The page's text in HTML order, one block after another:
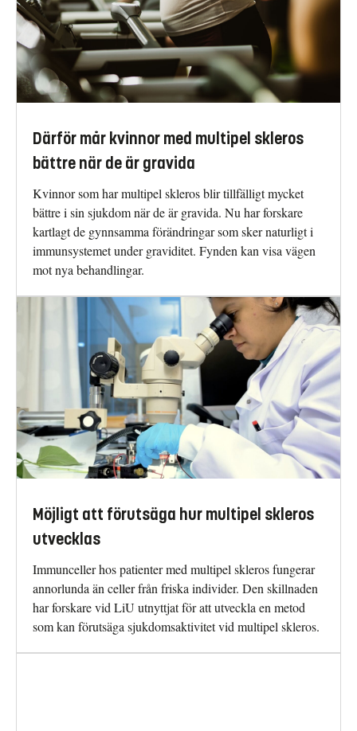
Därför mår kvinnor med multipel skleros
bättre när de är gravida
Kvinnor som har multipel skleros blir tillfälligt mycket
bättre i sin sjukdom när de är gravida. Nu har forskare
kartlagt de gynnsamma förändringar som sker naturligt i
immunsystemet under graviditet. Fynden kan visa vägen
mot nya behandlingar.
Möjligt att förutsäga hur multipel skleros
utvecklas
Immunceller hos patienter med multipel skleros fungerar
annorlunda än celler från friska individer. Den skillnaden
har forskare vid LiU utnyttjat för att utveckla en metod
som kan förutsäga sjukdomsaktivitet vid multipel skleros.